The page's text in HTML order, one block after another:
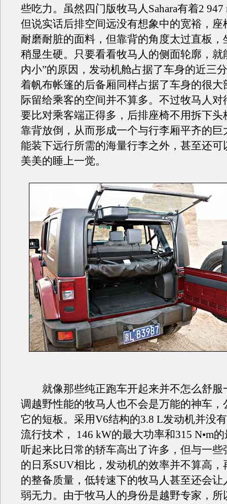
些吃力。虽然四门版牧马人Sahara有着2
但说实话后排空间远没有想象中的宽裕，座
耐磨耐脏的面料，但靠背的角度太过直板，
稍显生硬。只要看看牧马人的侧面轮廓，就
内小”的原因，发动机舱占据了车身的近三
着帆布帐篷的后备厢同样占据了车身的很大
际留给乘客的空间并不算多。不过牧马人对
要比对乘客端正得多，后排座椅不用拆下头
靠背放倒，从而形成一个与行李厢平齐的巨
能装下远行所需的海量行李之外，甚至还可
美美的睡上一觉。
就像那些纯正跑车开起来并不怎么舒服
调越野性能的牧马人也不会是万能的神车，
它的短板。采用V6结构的3.8 L发动机并没
流行技术， 146 kW的最大功率和315 N•m
听起来比日常的轿车高出了许多，但与一些
的日系SUV相比，发动机的效率并不算高，
的整备质量，低转速下的牧马人甚至还会让
弱无力。由于牧马人的身份是越野专家，所